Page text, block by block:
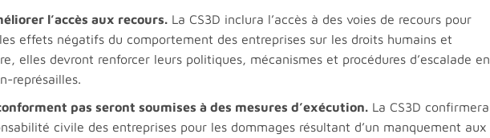
l’accès aux recours.La CS3D inclura l’accès à des voies de recours pour
effets négatifs du comportement des entreprises sur les droits humains et
elles devront renforcer leurs politiques, mécanismes et procédures d’escalade en
représailles.
pas seront soumises à des mesures d’exécution.La CS3D confirmera
civile des entreprises pour les dommages résultant d’un manquement aux